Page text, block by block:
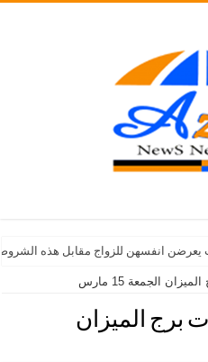
يعرضن انفسهن للزواج مقابل هذه
الجمعة 15 مارس
برج الميزان